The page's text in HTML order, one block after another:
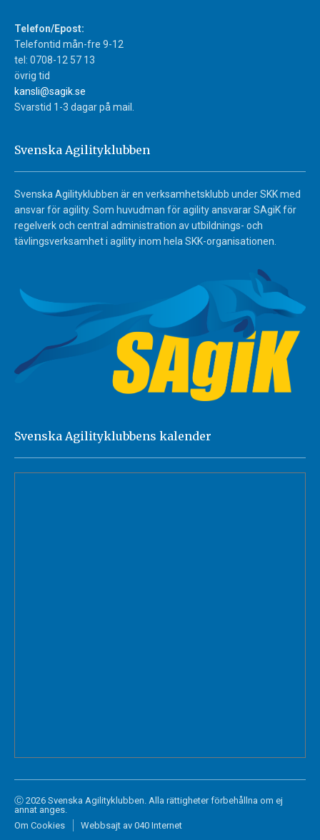
Telefon/Epost:
Telefontid mån-fre 9-12
tel: 0708-12 57 13
övrig tid
kansli@sagik.se
Svarstid 1-3 dagar på mail.
Svenska Agilityklubben
Svenska Agilityklubben är en verksamhetsklubb under SKK med
ansvar för agility. Som huvudman för agility ansvarar SAgiK för
regelverk och central administration av utbildnings- och
tävlingsverksamhet i agility inom hela SKK-organisationen.
Svenska Agilityklubbens kalender
Ⓒ 2026 Svenska Agilityklubben. Alla rättigheter förbehållna om ej
annat anges.
Om Cookies
Webbsajt av 040 Internet